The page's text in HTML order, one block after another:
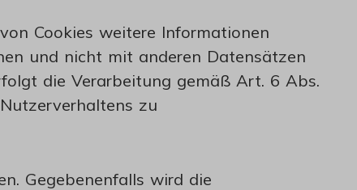
Cookies weitere Informationen
und nicht mit anderen Datensätzen
die Verarbeitung gemäß Art. 6 Abs.
zu
Gegebenenfalls wird die